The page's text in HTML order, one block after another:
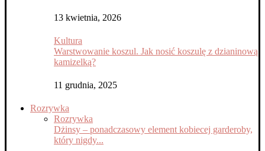
13 kwietnia, 2026
Kultura
Warstwowanie koszul. Jak nosić koszulę z dzianinową
kamizelką?
11 grudnia, 2025
Rozrywka
Rozrywka
Dżinsy – ponadczasowy element kobiecej garderoby,
który nigdy...